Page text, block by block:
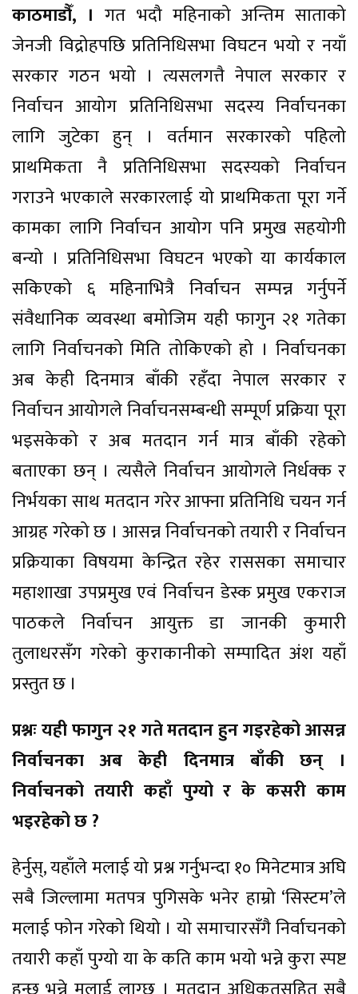
काठमाडौँ, । गत भदौ महिनाको अन्तिम साताको
जेनजी विद्रोहपछि प्रतिनिधिसभा विघटन भयो र नयाँ
सरकार गठन भयो । त्यसलगत्तै नेपाल सरकार र
निर्वाचन आयोग प्रतिनिधिसभा सदस्य निर्वाचनका
लागि जुटेका हुन् । वर्तमान सरकारको पहिलो
प्राथमिकता नै प्रतिनिधिसभा सदस्यको निर्वाचन
गराउने भएकाले सरकारलाई यो प्राथमिकता पूरा गर्ने
कामका लागि निर्वाचन आयोग पनि प्रमुख सहयोगी
बन्यो । प्रतिनिधिसभा विघटन भएको या कार्यकाल
सकिएको ६ महिनाभित्रै निर्वाचन सम्पन्न गर्नुपर्ने
संवैधानिक व्यवस्था बमोजिम यही फागुन २१ गतेका
लागि निर्वाचनको मिति तोकिएको हो । निर्वाचनका
अब केही दिनमात्र बाँकी रहँदा नेपाल सरकार र
निर्वाचन आयोगले निर्वाचनसम्बन्धी सम्पूर्ण प्रक्रिया पूरा
भइसकेको र अब मतदान गर्न मात्र बाँकी रहेको
बताएका छन् । त्यसैले निर्वाचन आयोगले निर्धक्क र
निर्भयका साथ मतदान गरेर आफ्ना प्रतिनिधि चयन गर्न
आग्रह गरेको छ । आसन्न निर्वाचनको तयारी र निर्वाचन
प्रक्रियाका विषयमा केन्द्रित रहेर राससका समाचार
महाशाखा उपप्रमुख एवं निर्वाचन डेस्क प्रमुख एकराज
पाठकले निर्वाचन आयुक्त डा जानकी कुमारी
तुलाधरसँग गरेको कुराकानीको सम्पादित अंश यहाँ
प्रस्तुत छ ।
प्रश्नः यही फागुन २१ गते मतदान हुन गइरहेको आसन्न
निर्वाचनका अब केही दिनमात्र बाँकी छन् ।
निर्वाचनको तयारी कहाँ पुग्यो र के कसरी काम
भइरहेको छ ?
हेर्नुस्, यहाँले मलाई यो प्रश्न गर्नुभन्दा १० मिनेटमात्र अघि
सबै जिल्लामा मतपत्र पुगिसके भनेर हाम्रो ‘सिस्टम’ले
मलाई फोन गरेको थियो । यो समाचारसँगै निर्वाचनको
तयारी कहाँ पुग्यो या के कति काम भयो भन्ने कुरा स्पष्ट